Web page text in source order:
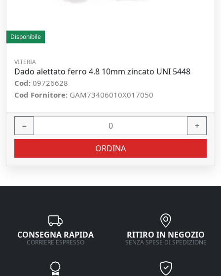
Disponibile
VITERIA
Dado alettato ferro 4.8 10mm zincato UNI 5448
Cod: 09726628
Cod Fornitore: GAM73406010X017050
− +
ORDINA
CONSEGNA RAPIDA
CORRIERE ESPRESSO
RITIRO IN NEGOZIO
SENZA SPESE DI SPEDIZIONE